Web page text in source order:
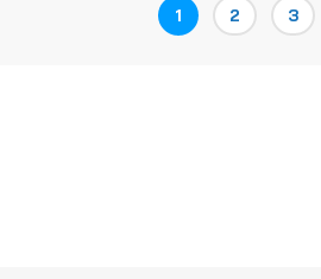
Page
1 Page
2 Page
3